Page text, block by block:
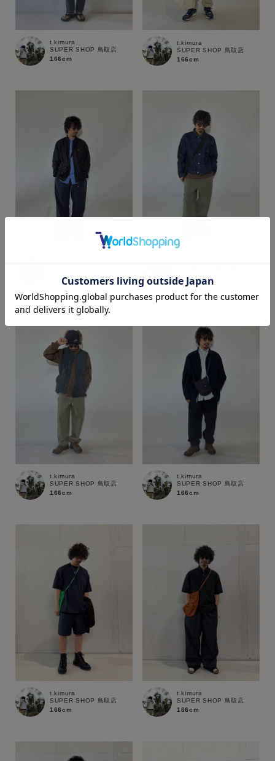
商品タイプ
通常商品 予約商品
セール価格 WEB限定
在庫
在庫あり 在庫なし含む
t.kimura
SUPER SHOP 鳥取店
166cm
t.kimura
SUPER SHOP 鳥取店
166cm
SUPER SHOP 鳥取店
166cm
t.kimura
SUPER SHOP 鳥取店
166cm
t.kimura
SUPER SHOP 鳥取店
166cm
t.kimura
SUPER SHOP 鳥取店
166cm
t.kimura
SUPER SHOP 鳥取店
166cm